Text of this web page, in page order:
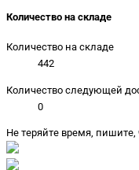
Количество на складе
Количество на складе
442
Количество следующей
0
Не теряйте время,